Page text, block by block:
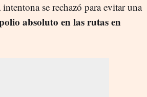
se rechazó para evitar una
absoluto en las rutas en